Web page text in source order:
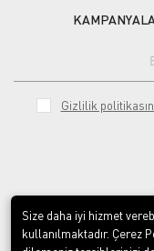
Gizlilik
Size daha iyi hizmet
kullanılmaktadır. Çerez